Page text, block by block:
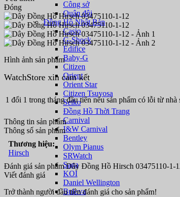
Công sở
Quân đội
Đồng Hồ Nhật Bản
Casio
G-Shock
Edifice
Baby-G
Citizen
Orient
Orient Star
Citizen Tsuyosa
Seiko
Đồng Hồ Thời Trang
Carnival
I&W Carnival
Bentley
Olym Pianus
SRWatch
Saga
KOI
Daniel Wellington
Bulova
Đóng
Hình ảnh sản phẩm
WatchStore xin cam kết
1 đổi 1 trong tháng đầu tiên nếu sản phẩm có lỗi từ nhà
Thông tin sản phẩm
Thông số sản phẩm
Thương hiệu:
Hirsch
Đánh giá sản phẩm Dây Đồng Hồ Hirsch 03475110-1-
Viết đánh giá
Trở thành người đầu tiên đánh giá cho sản phẩm!